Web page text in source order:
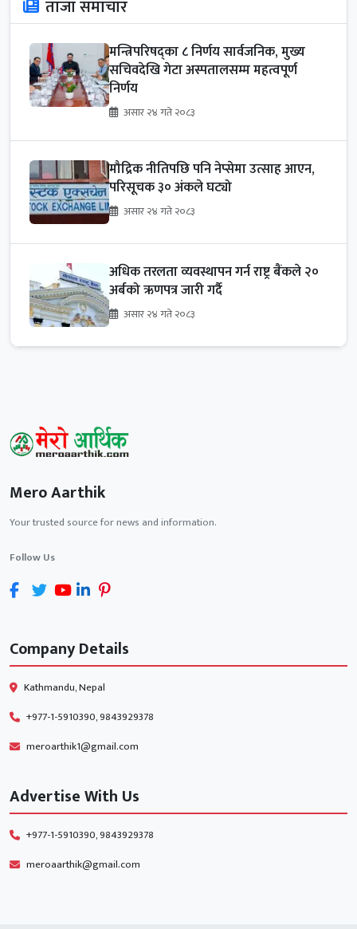
ताजा समाचार
मन्त्रिपरिषद्का ८ निर्णय सार्वजनिक, मुख्य
सचिवदेखि गेटा अस्पतालसम्म महत्वपूर्ण
निर्णय
असार २४ गते २०८३
मौद्रिक नीतिपछि पनि नेप्सेमा उत्साह आएन,
परिसूचक ३० अंकले घट्यो
असार २४ गते २०८३
अधिक तरलता व्यवस्थापन गर्न राष्ट्र बैंकले २०
अर्बको ऋणपत्र जारी गर्दै
असार २४ गते २०८३
Mero Aarthik
Your trusted source for news and information.
Follow Us
Company Details
Kathmandu, Nepal
+977-1-5910390, 9843929378
meroarthik1@gmail.com
Advertise With Us
+977-1-5910390, 9843929378
meroaarthik@gmail.com